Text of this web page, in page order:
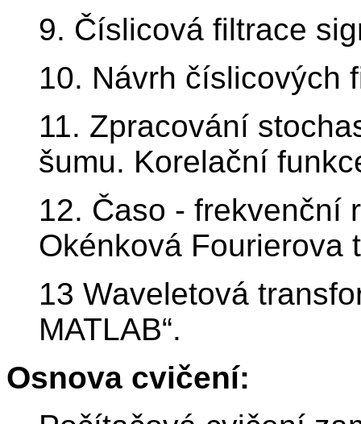
9. Číslicová filtrace
10. Návrh číslicových
11. Zpracování
šumu. Korelační
12. Časo - frekvenční
Okénková Fourierova
13 Waveletová
MATLAB“.
Osnova cvičení: